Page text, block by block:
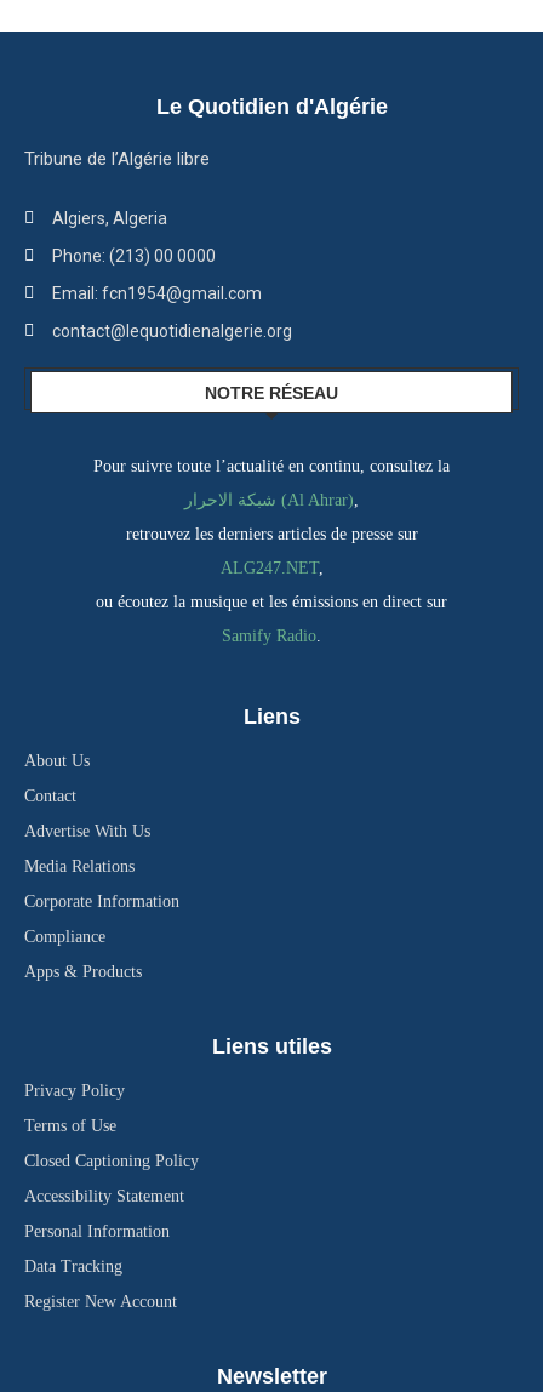
Le Quotidien d'Algérie
Tribune de l’Algérie libre
Algiers, Algeria
Phone: (213) 00 0000
Email: fcn1954@gmail.com
contact@lequotidienalgerie.org
NOTRE RÉSEAU
Pour suivre toute l’actualité en continu, consultez la
شبكة الاحرار (Al Ahrar),
retrouvez les derniers articles de presse sur
ALG247.NET,
ou écoutez la musique et les émissions en direct sur
Samify Radio.
Liens
About Us
Contact
Advertise With Us
Media Relations
Corporate Information
Compliance
Apps & Products
Liens utiles
Privacy Policy
Terms of Use
Closed Captioning Policy
Accessibility Statement
Personal Information
Data Tracking
Register New Account
Newsletter